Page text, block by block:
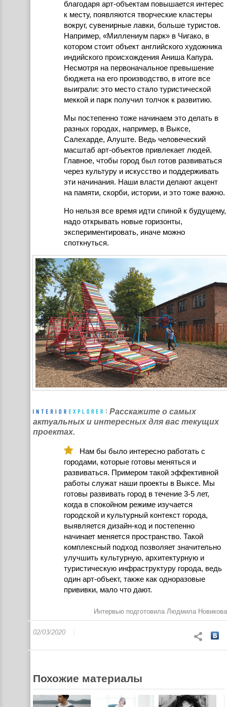
благодаря арт-объектам повышается интерес
к месту, появляются творческие кластеры
вокруг, сувенирные лавки, больше туристов.
Например, «Миллениум парк» в Чигако, в
котором стоит объект английского художника
индийского происхождения Аниша Капура.
Несмотря на первоначальное превышение
бюджета на его производство, в итоге все
выиграли: это место стало туристической
меккой и парк получил толчок к развитию.
Мы постепенно тоже начинаем это делать в
разных городах, например, в Выксе,
Салехарде, Алуште. Ведь человеческий
масштаб арт-объектов привлекает людей.
Главное, чтобы город был готов развиваться
через культуру и искусство и поддерживать
эти начинания. Наши власти делают акцент
на памяти, скорби, истории, и это тоже важно.
Но нельзя все время идти спиной к будущему,
надо открывать новые горизонты,
экспериментировать, иначе можно
споткнуться.
Расскажите о самых
актуальных и интересных для вас текущих
проектах.
Нам бы было интересно работать с
городами, которые готовы меняться и
развиваться. Примером такой эффективной
работы служат наши проекты в Выксе. Мы
готовы развивать город в течение 3-5 лет,
когда в спокойном режиме изучается
городской и культурный контекст города,
выявляется дизайн-код и постепенно
начинает меняется пространство. Такой
комплексный подход позволяет значительно
улучшить культурную, архитектурную и
туристическую инфраструктуру города, ведь
один арт-объект, также как одноразовые
прививки, мало что дают.
Интервью подготовила Людмила Новикова
02/03/2020
Похожие материалы